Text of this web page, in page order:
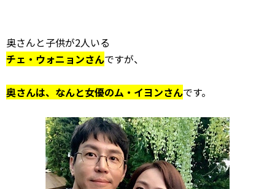
奥さんと子供が2人いる
チェ・ウォニョンさんですが、
奥さんは、なんと女優のム・イヨンさんです。